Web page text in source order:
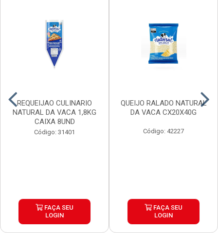
REQUEIJAO CULINARIO
NATURAL DA VACA 1,8KG
CAIXA 8UND
Código: 31401
FAÇA SEU
LOGIN
QUEIJO RALADO NATURAL
DA VACA CX20X40G
Código: 42227
FAÇA SEU
LOGIN